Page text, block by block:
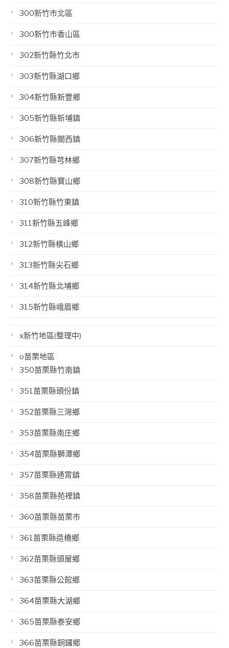
300新竹市北區
300新竹市香山區
302新竹縣竹北市
303新竹縣湖口鄉
304新竹縣新豐鄉
305新竹縣新埔鎮
306新竹縣關西鎮
307新竹縣芎林鄉
308新竹縣寶山鄉
310新竹縣竹東鎮
311新竹縣五峰鄉
312新竹縣橫山鄉
313新竹縣尖石鄉
314新竹縣北埔鄉
315新竹縣峨眉鄉
x新竹地區(整理中)
o苗栗地區
350苗栗縣竹南鎮
351苗栗縣頭份鎮
352苗栗縣三灣鄉
353苗栗縣南庄鄉
354苗栗縣獅潭鄉
357苗栗縣通霄鎮
358苗栗縣苑裡鎮
360苗栗縣苗栗市
361苗栗縣造橋鄉
362苗栗縣頭屋鄉
363苗栗縣公館鄉
364苗栗縣大湖鄉
365苗栗縣泰安鄉
366苗栗縣銅鑼鄉